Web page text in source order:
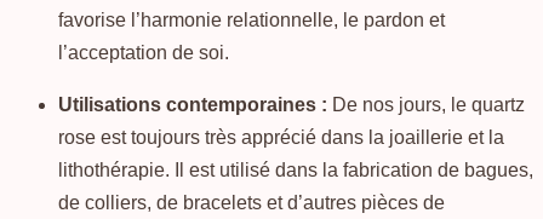
favorise l’harmonie relationnelle, le pardon et
l’acceptation de soi.
Utilisations contemporaines : De nos jours, le quartz
rose est toujours très apprécié dans la joaillerie et la
lithothérapie. Il est utilisé dans la fabrication de bagues,
de colliers, de bracelets et d’autres pièces de